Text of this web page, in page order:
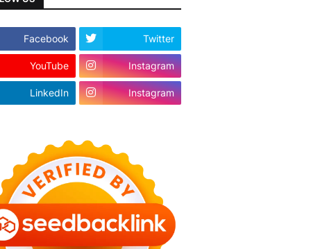
Facebook Twitter
YouTube Instagram
LinkedIn Instagram